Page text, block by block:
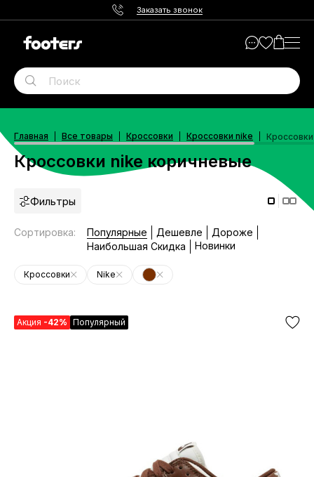
Заказать звонок
Главная Все товары Кроссовки Кроссовки nike
Кроссовки nike коричневые
Фильтры
Сортировка: Популярные Дешевле
Дороже
Наибольшая Скидка
Новинки
Кроссовки Nike
Акция -42% Популярный